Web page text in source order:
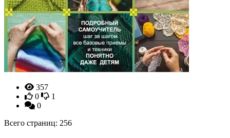
357
0
1
0
Всего страниц: 256